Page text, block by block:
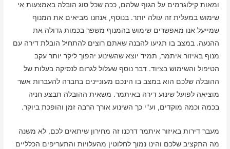
ומאות קילוגרמים על הגוף שלהם, ככה שכל סוג הובלה באמצעות אי
שימוש במעלית זה עולה יותר. בנוסף, אנחנו מביאים את המנוף
שמייעל אנו מאפשרים שימוש בהמנוף משפר בכמות גדולה את
ההנעה. במצב בו תגיעו להבנה שאתם רוצים להתחיל הובלת דירה עם
מנוף באיזור איתמר, תמיד יוצא שהשינוע יהפוך ליקר יותר עקב
הטיפול והשימוש בציוד. דבר נוסף שעלול לגרום לנסיקה בעלות של
ההובלה שלכם הוא במצב בו הינכם מעוניינים בחברה להעברות אשר
מוציאה לפועל שינוע דירה באיתמר. משאית ההובלה תבצע חניה
בכמה וכמה מוקדים, וע"י כך השינוע אורך הרבה זמן והופכת ביוקר.
מעבר דירות באיזור איתמר דרכנו זה מחירון שיתאים לכם, לא משנה
מה התקציב שלכם והינו נמוך לחלוטין מהעלויות והתעריפים הכלליים